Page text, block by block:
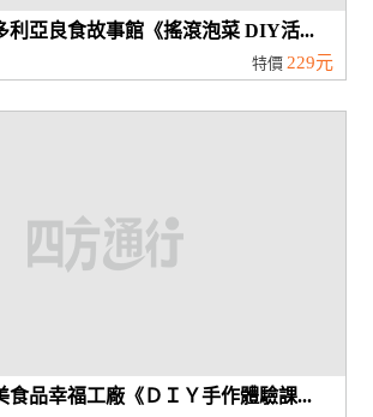
利亞良食故事館《搖滾泡菜 DIY活...
特價 229元
食品幸福工廠《ＤＩＹ手作體驗課...